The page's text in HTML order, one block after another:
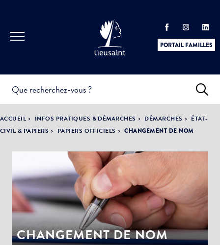
PORTAIL FAMILLES
PRATIQUES &
DÉMARCHES
ACTUALITÉS &
ÉVÈNEMENTS
LA VILLE
DÉMOCRATIE
PARTICIPATIVE
ACCUEIL INFOS PRATIQUES & DÉMARCHES DÉMARCHES
ÉTAT-
CIVIL & PAPIERS
PAPIERS OFFICIELS CHANGEMENT DE NOM
CHANGEMENT DE NOM